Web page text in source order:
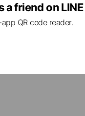
a friend on LINE
QR code reader.